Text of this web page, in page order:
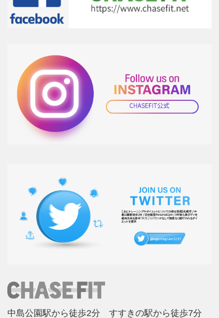
中島公園駅から徒歩2分 すすきの駅から徒歩7分